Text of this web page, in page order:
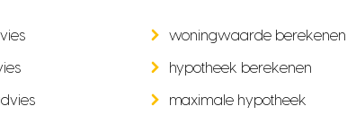
woningwaarde berekenen
hypotheek berekenen
maximale hypotheek